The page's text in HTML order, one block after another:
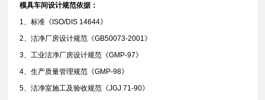
模具车间设计规范依据：
1、标准《ISO/DIS 14644》
2、洁净厂房设计规范《GB50073-2001》
3、工业洁净厂房设计规范《GMP-97》
4、生产质量管理规范《GMP-98》
5、洁净室施工及验收规范《JGJ 71-90》